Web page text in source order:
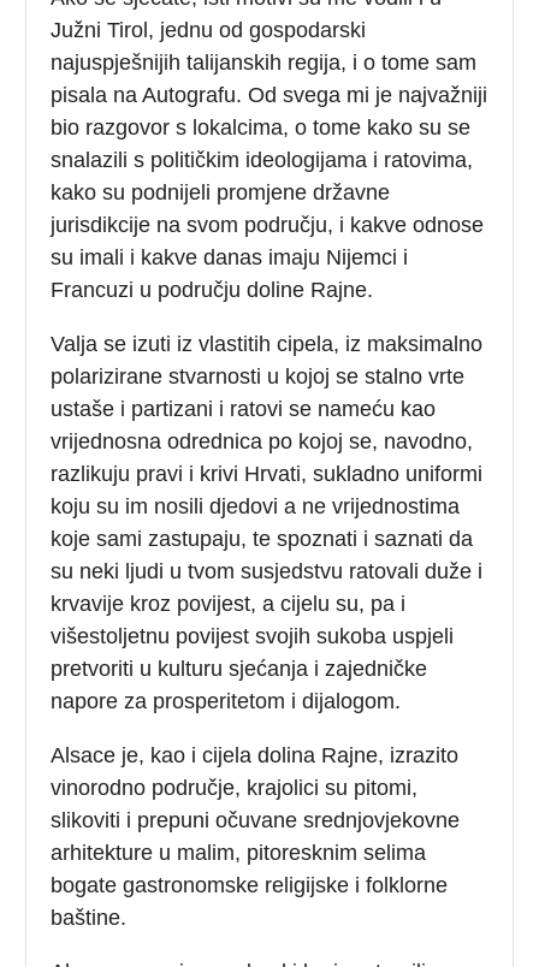
Južni Tirol, jednu od gospodarski
najuspješnijih talijanskih regija, i o tome sam
pisala na Autografu. Od svega mi je najvažniji
bio razgovor s lokalcima, o tome kako su se
snalazili s političkim ideologijama i ratovima,
kako su podnijeli promjene državne
jurisdikcije na svom području, i kakve odnose
su imali i kakve danas imaju Nijemci i
Francuzi u području doline Rajne.
Valja se izuti iz vlastitih cipela, iz maksimalno
polarizirane stvarnosti u kojoj se stalno vrte
ustaše i partizani i ratovi se nameću kao
vrijednosna odrednica po kojoj se, navodno,
razlikuju pravi i krivi Hrvati, sukladno uniformi
koju su im nosili djedovi a ne vrijednostima
koje sami zastupaju, te spoznati i saznati da
su neki ljudi u tvom susjedstvu ratovali duže i
krvavije kroz povijest, a cijelu su, pa i
višestoljetnu povijest svojih sukoba uspjeli
pretvoriti u kulturu sjećanja i zajedničke
napore za prosperitetom i dijalogom.
Alsace je, kao i cijela dolina Rajne, izrazito
vinorodno područje, krajolici su pitomi,
slikoviti i prepuni očuvane srednjovjekovne
arhitekture u malim, pitoresknim selima
bogate gastronomske religijske i folklorne
baštine.